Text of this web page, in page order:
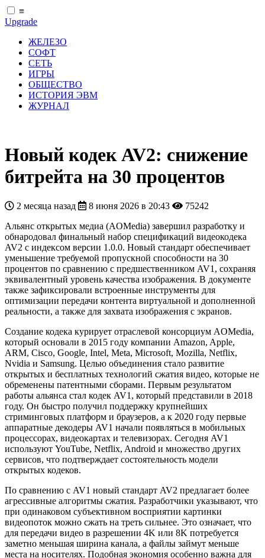
≡
Upgrade
ЖЕЛЕЗО
СОФТ
СЕТЬ
ИГРЫ
ОБЩЕСТВО
ИСТОРИЯ ЭВМ
ЖУРНАЛ
Новый кодек AV2: снижение
битрейта на 30 процентов
2 месяца назад 8 июня 2026 в 20:43
75242
Альянс открытых медиа (AOMedia) завершил разработку и
обнародовал финальный набор спецификаций видеокодека
AV2 с индексом версии 1.0.0. Новый стандарт обеспечивает
уменьшение требуемой пропускной способности на 30
процентов по сравнению с предшественником AV1, сохраняя
эквивалентный уровень качества изображения. В документе
также зафиксировали встроенные инструменты для
оптимизации передачи контента виртуальной и дополненной
реальности, а также для захвата изображения с экранов.
Создание кодека курирует отраслевой консорциум AOMedia,
который основали в 2015 году компании Amazon, Apple,
ARM, Cisco, Google, Intel, Meta, Microsoft, Mozilla, Netflix,
Nvidia и Samsung. Целью объединения стало развитие
открытых и бесплатных технологий сжатия видео, которые не
обременены патентными сборами. Первым результатом
работы альянса стал кодек AV1, который представили в 2018
году. Он быстро получил поддержку крупнейших
стриминговых платформ и браузеров, а к 2020 году первые
аппаратные декодеры AV1 начали появляться в мобильных
процессорах, видеокартах и телевизорах. Сегодня AV1
используют YouTube, Netflix, Android и множество других
сервисов, что подтверждает состоятельность модели
открытых кодеков.
По сравнению с AV1 новый стандарт AV2 предлагает более
агрессивные алгоритмы сжатия. Разработчики указывают, что
при одинаковом субъективном восприятии картинки
видеопоток можно сжать на треть сильнее. Это означает, что
для передачи видео в разрешении 4K или 8K потребуется
заметно меньшая ширина канала, а файлы займут меньше
места на носителях. Подобная экономия особенно важна для